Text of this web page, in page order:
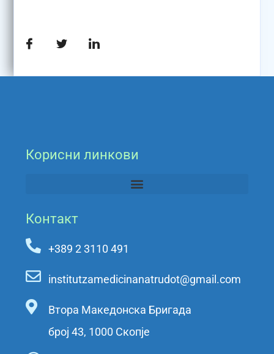
Корисни линкови
Контакт
+389 2 3110 491
institutzamedicinanatrudot@gmail.com
Втора Македонска Бригада
број 43, 1000 Скопје